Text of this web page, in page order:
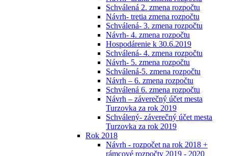
Schválená 2. zmena rozpočtu
Návrh- tretia zmena rozpočtu
Schválená- 3. zmena rozpočtu
Návrh- 4. zmena rozpočtu
Hospodárenie k 30.6.2019
Schválená- 4. zmena rozpočtu
Návrh- 5. zmena rozpočtu
Schválená-5. zmena rozpočtu
Návrh – 6. zmena rozpočtu
Schválená 6. zmena rozpočtu
Návrh – záverečný účet mesta
Turzovka za rok 2019
Schválený- záverečný účet mesta
Turzovka za rok 2019
Rok 2018
Návrh - rozpočet na rok 2018 +
rámcové rozpočty 2019 - 2020